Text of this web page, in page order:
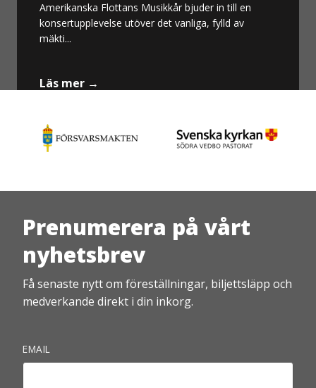
Amerikanska Flottans Musikkår bjuder in till en
konsertupplevelse utöver det vanliga, fylld av
mäkti...
Läs mer →
Prenumerera på vårt
nyhetsbrev
Få senaste nytt om föreställningar, biljettsläpp och
medverkande direkt i din inkorg.
EMAIL